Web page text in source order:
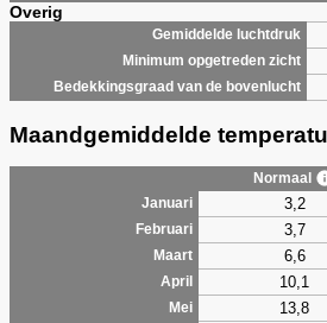
Overig
Gemiddelde luchtdruk
Minimum opgetreden zicht
Bedekkingsgraad van de bovenlucht
Maandgemiddelde
Normaal
Januari
3,2
Februari 3,7
Maart 6,6
April 10,1
Mei 13,8